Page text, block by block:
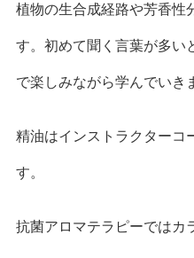
植物の生合成経路や芳香性
す。初めて聞く言葉が多い
で楽しみながら学んでいき
精油はインストラクターコ
す。
抗菌アロマテラピーではカ